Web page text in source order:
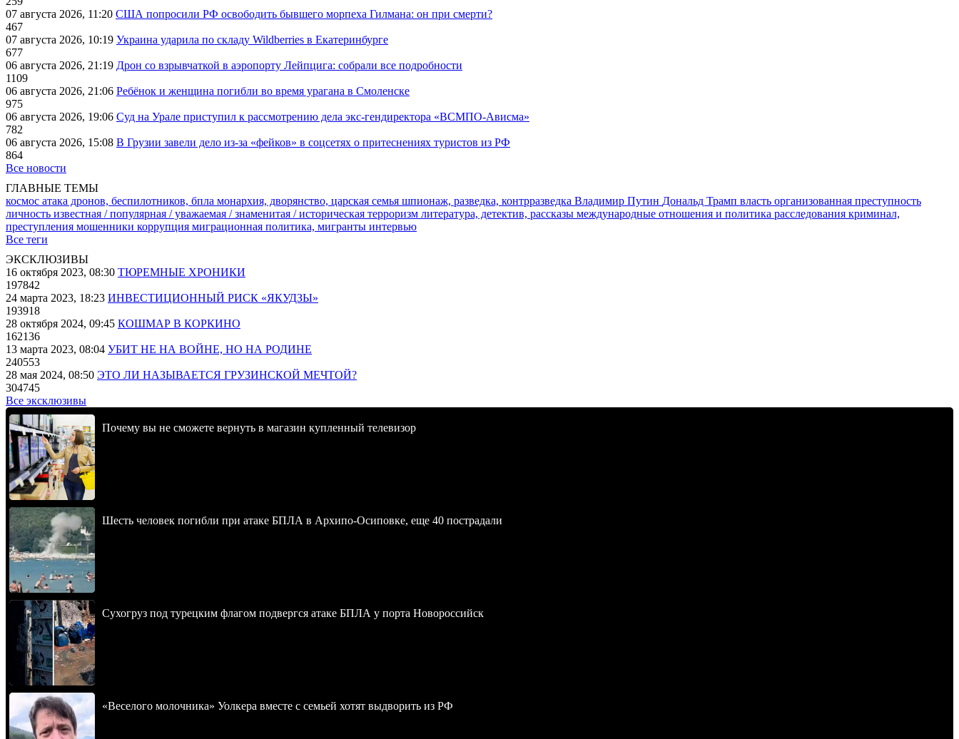
07 августа 2026, 11:20 США попросили РФ освободить бывшего морпеха Гилмана: он при смерти?
467
07 августа 2026, 10:19 Украина ударила по складу Wildberries в Екатеринбурге
677
06 августа 2026, 21:19 Дрон со взрывчаткой в аэропорту Лейпцига: собрали все подробности
1109
06 августа 2026, 21:06 Ребёнок и женщина погибли во время урагана в Смоленске
975
06 августа 2026, 19:06 Суд на Урале приступил к рассмотрению дела экс-гендиректора «ВСМПО-Ависма»
782
06 августа 2026, 15:08 В Грузии завели дело из-за «фейков» в соцсетях о притеснениях туристов из РФ
864
Все новости
ГЛАВНЫЕ ТЕМЫ
космос атака дронов, беспилотников, бпла монархия, дворянство, царская семья шпионаж, разведка, контрразведка Владимир Путин Дональд Трамп власть организованная преступность
личность известная / популярная / уважаемая / знаменитая / историческая терроризм литература, детектив, рассказы международные отношения и политика расследования криминал,
преступления мошенники коррупция миграционная политика, мигранты интервью
Все теги
ЭКСКЛЮЗИВЫ
16 октября 2023, 08:30 ТЮРЕМНЫЕ ХРОНИКИ
197842
24 марта 2023, 18:23 ИНВЕСТИЦИОННЫЙ РИСК «ЯКУДЗЫ»
193918
28 октября 2024, 09:45 КОШМАР В КОРКИНО
162136
13 марта 2023, 08:04 УБИТ НЕ НА ВОЙНЕ, НО НА РОДИНЕ
240553
28 мая 2024, 08:50 ЭТО ЛИ НАЗЫВАЕТСЯ ГРУЗИНСКОЙ МЕЧТОЙ?
304745
Все эксклюзивы
Почему вы не сможете вернуть в магазин купленный телевизор
Шесть человек погибли при атаке БПЛА в Архипо-Осиповке, еще 40 пострадали
Сухогруз под турецким флагом подвергся атаке БПЛА у порта Новороссийск
«Веселого молочника» Уолкера вместе с семьей хотят выдворить из РФ